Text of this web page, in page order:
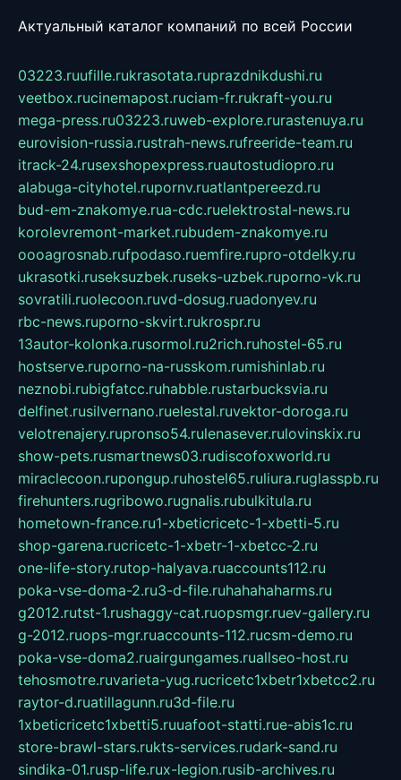
Актуальный каталог компаний по всей России
03223.ruufille.rukrasotata.ruprazdnikdushi.ru
veetbox.rucinemapost.ruciam-fr.rukraft-you.ru
mega-press.ru03223.ruweb-explore.rurastenuya.ru
eurovision-russia.rustrah-news.rufreeride-team.ru
itrack-24.rusexshopexpress.ruautostudiopro.ru
alabuga-cityhotel.rupornv.ruatlantpereezd.ru
bud-em-znakomye.rua-cdc.ruelektrostal-news.ru
korolevremont-market.rubudem-znakomye.ru
oooagrosnab.rufpodaso.ruemfire.rupro-otdelky.ru
ukrasotki.ruseksuzbek.ruseks-uzbek.ruporno-vk.ru
sovratili.ruolecoon.ruvd-dosug.ruadonyev.ru
rbc-news.ruporno-skvirt.rukrospr.ru
13autor-kolonka.rusormol.ru2rich.ruhostel-65.ru
hostserve.ruporno-na-russkom.rumishinlab.ru
neznobi.rubigfatcc.ruhabble.rustarbucksvia.ru
delfinet.rusilvernano.ruelestal.ruvektor-doroga.ru
velotrenajery.rupronso54.rulenasever.rulovinskix.ru
show-pets.rusmartnews03.rudiscofoxworld.ru
miraclecoon.rupongup.ruhostel65.ruliura.ruglasspb.ru
firehunters.rugribowo.rugnalis.rubulkitula.ru
hometown-france.ru1-xbeticricetc-1-xbetti-5.ru
shop-garena.rucricetc-1-xbetr-1-xbetcc-2.ru
one-life-story.rutop-halyava.ruaccounts112.ru
poka-vse-doma-2.ru3-d-file.ruhahahaharms.ru
g2012.rutst-1.rushaggy-cat.ruopsmgr.ruev-gallery.ru
g-2012.ruops-mgr.ruaccounts-112.rucsm-demo.ru
poka-vse-doma2.ruairgungames.ruallseo-host.ru
tehosmotre.ruvarieta-yug.rucricetc1xbetr1xbetcc2.ru
raytor-d.ruatillagunn.ru3d-file.ru
1xbeticricetc1xbetti5.ruuafoot-statti.rue-abis1c.ru
store-brawl-stars.rukts-services.rudark-sand.ru
sindika-01.rusp-life.rux-legion.rusib-archives.ru